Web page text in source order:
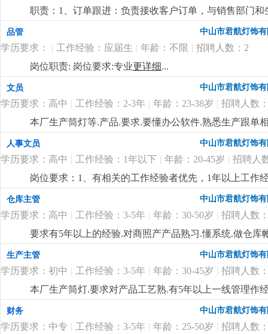
作流程4.能吃苦，工作细心，有严谨的工作态度，有很
详细...
职责：1、订单跟进：负责接收客户订单，与销售部门
生产计划。在生产过程中，密切跟踪订单的生产进度，
保订单按时交付。2、物料管理：根据生产订单，协助
货。对物料的库存进行监控，及时反馈物料的库存情况
整理和分析生产过程中的相关数据，如生产进度、产品
或相关工作经验者优先，熟悉生产流程和供应链管理。
的数据分析和报表制作能力。同时，需要具备一定的
沟通和协作。3、职业素养：具备较强的责任心和敬业
承受一定的工作压力。更详细...
品管 中山市君航灯饰
学历要求： | 工作经验：应届生 | 年龄：不限 | 招聘人数：2
岗位职责: 岗位要求:专业更详细...
文员 中山市君航灯饰
学历要求：高中 | 工作经验：2-3年 | 年龄：23-38岁 | 招聘人数
本厂生产筒灯等.产品.要求.要懂办公软件.熟悉生产跟单
人事文员 中山市君航灯饰
学历要求：高中 | 工作经验：1年以下 | 年龄：20-45岁 | 招聘人
岗位要求：1、有相关的工作经验者优先，1年以上工作
仓库主管 中山市君航灯饰
学历要求：高中 | 工作经验：3-5年 | 年龄：30-50岁 | 招聘人数
要求有5年以上的经验.对商照产产品熟习.懂系统.做仓库
生产主管 中山市君航灯饰
学历要求：初中 | 工作经验：3-5年 | 年龄：30-45岁 | 招聘人数
本厂生产筒灯.要求对产品工艺熟.有5年以上一线管理作
财务 中山市君航灯饰
学历要求：中专 | 工作经验：3-5年 | 年龄：25-50岁 | 招聘人数